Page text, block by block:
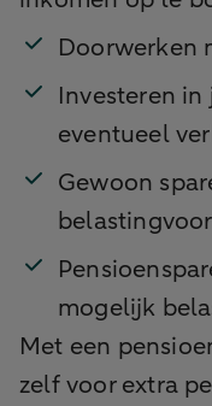
Doorwerken
Investeren
eventueel
Gewoon
mogelijk
Met een
zelf voor extra